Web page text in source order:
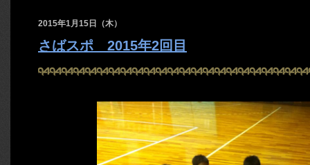
2015年1月15日（木）
さばスポ 2015年2回目